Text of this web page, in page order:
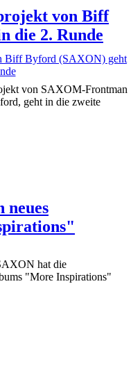
von Biff
die 2. Runde
von SAXOM-Frontman
geht in die zweite
neues
hat die
"More Inspirations"